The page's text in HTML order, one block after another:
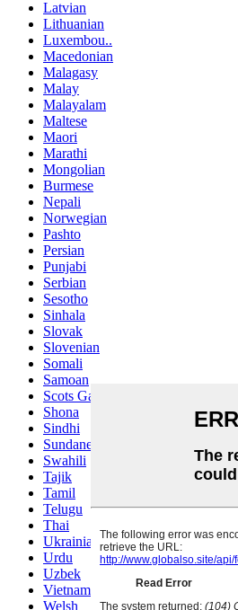
Latvian
Lithuanian
Luxembou..
Macedonian
Malagasy
Malay
Malayalam
Maltese
Maori
Marathi
Mongolian
Burmese
Nepali
Norwegian
Pashto
Persian
Punjabi
Serbian
Sesotho
Sinhala
Slovak
Slovenian
Somali
Samoan
Scots Gaelic
Shona
Sindhi
Sundanese
Swahili
Tajik
Tamil
Telugu
Thai
Ukrainian
Urdu
Uzbek
Vietnamese
Welsh